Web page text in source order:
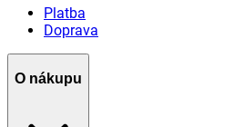
Platba
Doprava
O nákupu